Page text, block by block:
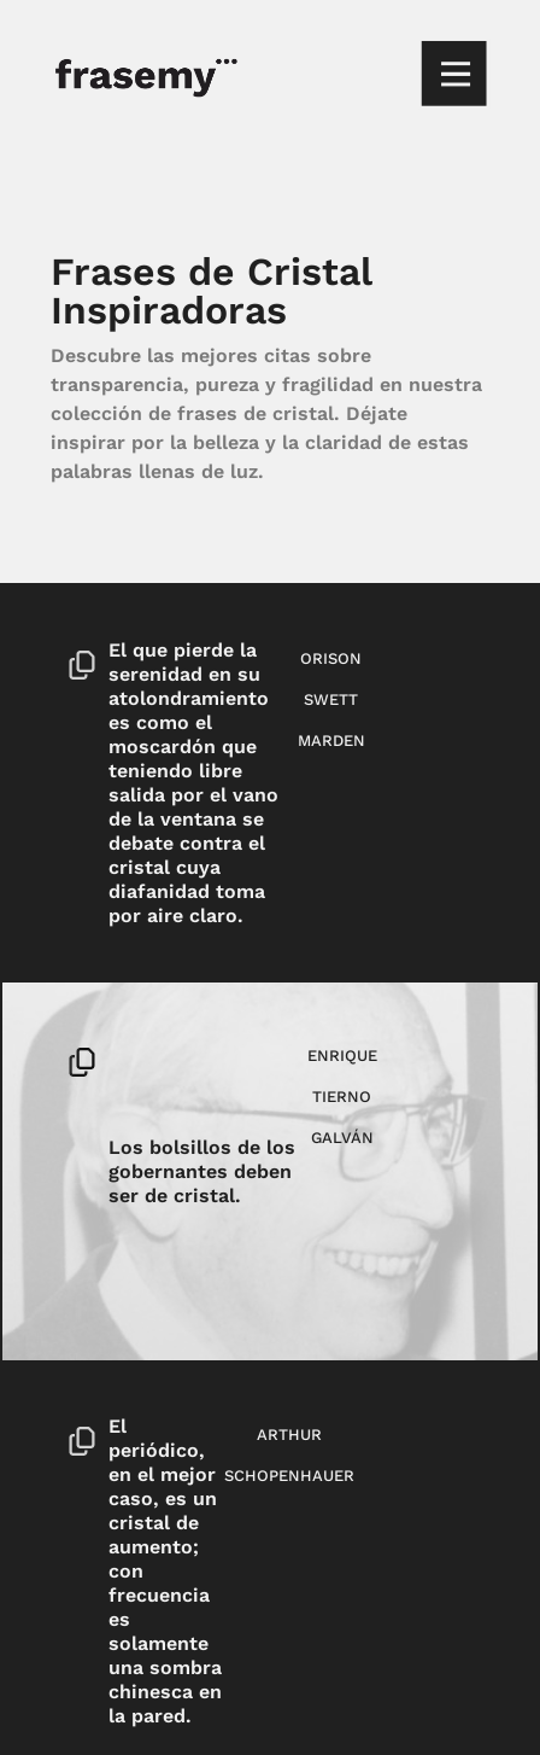
Frases de Cristal
Inspiradoras
Descubre las mejores citas sobre
transparencia, pureza y fragilidad en nuestra
colección de frases de cristal. Déjate
inspirar por la belleza y la claridad de estas
palabras llenas de luz.
El que pierde la
serenidad en su
atolondramiento
es como el
moscardón que
teniendo libre
salida por el vano
de la ventana se
debate contra el
cristal cuya
diafanidad toma
por aire claro.
ORISON
SWETT
MARDEN
Los bolsillos de los
gobernantes deben
ser de cristal.
ENRIQUE
TIERNO
GALVÁN
El
periódico,
en el mejor
caso, es un
cristal de
aumento;
con
frecuencia
es
solamente
una sombra
chinesca en
la pared.
ARTHUR
SCHOPENHAUER